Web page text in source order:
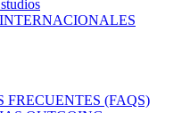
FRECUENTES (FAQS)